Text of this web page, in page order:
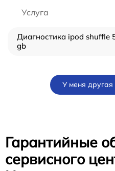
Услуга
Диагностика ipod shuffle
gb
У меня другая
Гарантийные
сервисного